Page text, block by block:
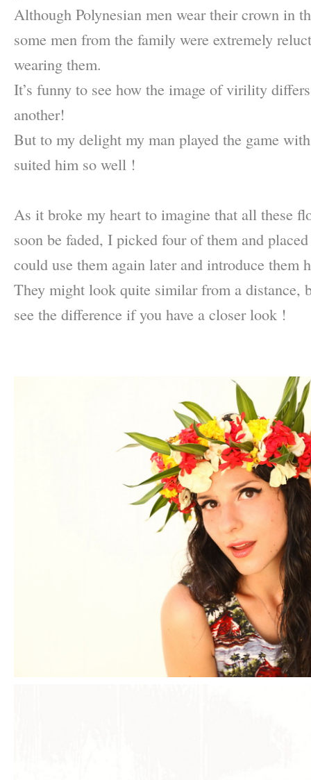
Although Polynesian men wear their crown in
some men from the family were extremely
wearing them.
It’s funny to see how the image of virility
another!
But to my delight my man played the game
suited him so well !
As it broke my heart to imagine that all these
soon be faded, I picked four of them and
could use them again later and introduce them
They might look quite similar from a distance,
see the difference if you have a closer look !